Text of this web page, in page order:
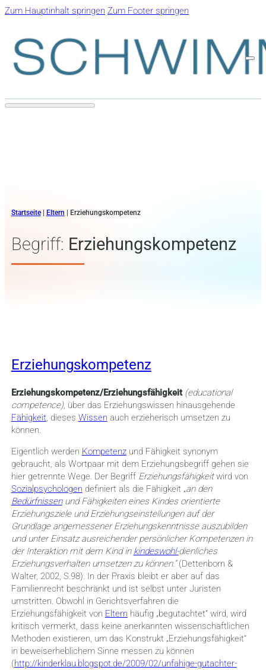
Zum Hauptinhalt springen Zum Footer springen
Startseite| Eltern Erziehungskompetenz
Begriff: Erziehungskompetenz
Erziehungskompetenz
Erziehungskompetenz/Erziehungsfähigkeit (educational
competence), über das Erziehungswissen hinausgehende
Fähigkeit, dieses Wissen auch erzieherisch umsetzen zu
können.
Eigentlich werden Kompetenzund Fähigkeit synonym
gebraucht, als Wortpaar mit dem Erziehungsbegriff gehen sie
hier getrennte Wege. Der Begriff Erziehungsfähigkeitwird von
Sozialpsychologen definiert als die Fähigkeit „an den
Bedürfnissenund Fähigkeiten eines Kindes orientierte
Erziehungsziele und Erziehungs­ein­stellungen auf der
Grundlage angemessener Erziehungs­kenntnisse auszubilden
und unter Einsatz ausreichender persönlicher Kompetenzen in
der Interaktion mit dem Kind in kindeswohl-dienliches
Erziehungs­verhalten umsetzen zu können.“(Dettenborn &
Walter, 2002, S.98). In der Praxis bleibt er aber auf das
Familienrecht beschränkt und ist selbst unter Juristen
umstritten. Obwohl in Gerichtsverfahren die
Erziehungsfähigkeit von Eltern häufig „begutachtet“ wird, wird
kritisch vermerkt, dass keine anerkannten wissenschaftlichen
Methoden existieren, um das Konstrukt „Erziehungsfähigkeit“
in beweiserheblichem Sinne messen zu können
(http://kinderklau.blogspot.de/2009/02/unfahige-gutachter-